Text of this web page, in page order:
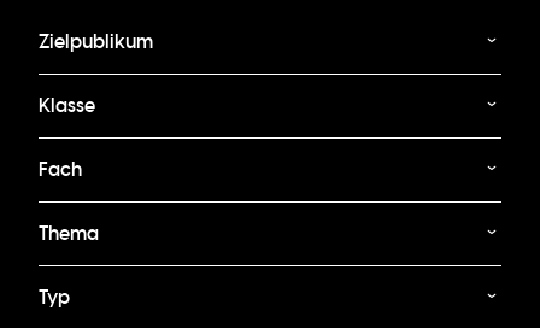
Zielpublikum
Klasse
Fach
Thema
Typ